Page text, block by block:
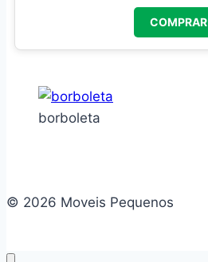
COMPRAR
borboleta
© 2026 Moveis Pequenos